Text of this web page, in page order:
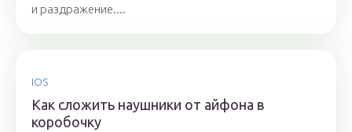
и раздражение....
IOS
Как сложить наушники от айфона в
коробочку